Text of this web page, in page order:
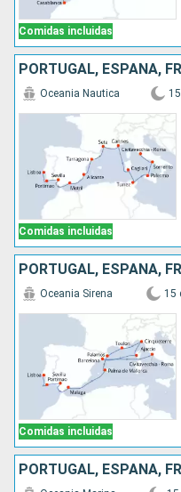
Comidas incluidas
Comidas incluidas
Oceania Nautica
PORTUGAL, ESPAÑA,
Comidas incluidas
Oceania Sirena 15